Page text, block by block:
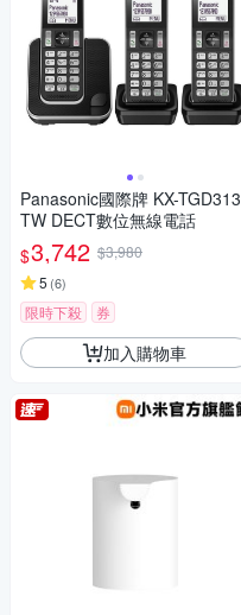
Panasonic國際牌 KX-TGD313
TW DECT數位無線電話
$3,742 $3,980
5 (6)
限時下殺 券
加入購物車